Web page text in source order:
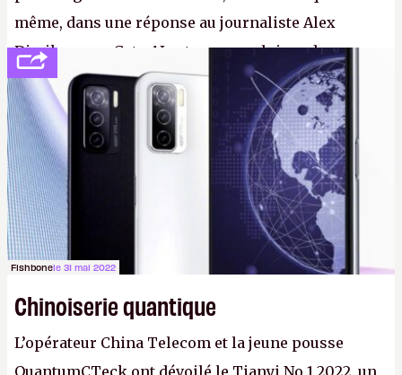
même, dans une réponse au journaliste Alex
Dimikas, que Gato AI est « encore loin » de
prétendre réussir le célèbre test de Turing. (Crédit
photo : Pexels - Arthur Brognoli)
Fishbonele 31 mai 2022
Chinoiserie quantique
L’opérateur China Telecom et la jeune pousse
QuantumCTeck ont dévoilé le Tianyi No 1 2022, un